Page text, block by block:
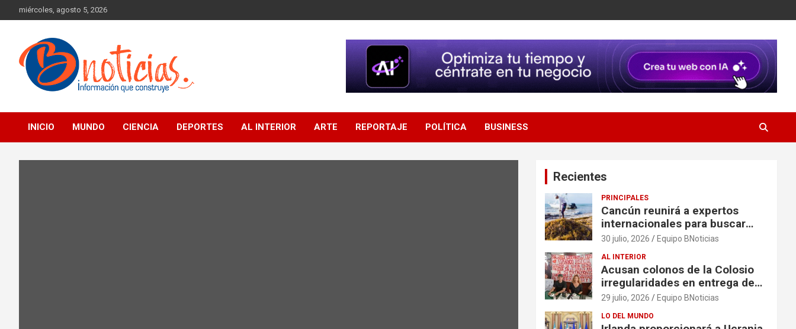
to
miércoles, agosto 5, 2026
BNoticias
INICIO MUNDO CIENCIA DEPORTES AL INTERIOR ARTE REPORTAJE POLÍTICA BUSINESS
Recientes
PRINCIPALES
Cancún reunirá a expertos
internacionales para buscar
soluciones al problema del
30 julio, 2026 Equipo BNoticias
AL INTERIOR
Acusan colonos de la Colosio
irregularidades en entrega de
escrituras
29 julio, 2026 Equipo BNoticias
LO DEL MUNDO